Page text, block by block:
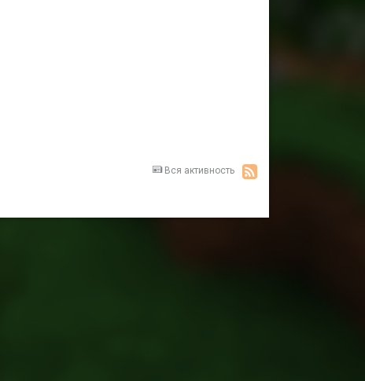
Вся активность